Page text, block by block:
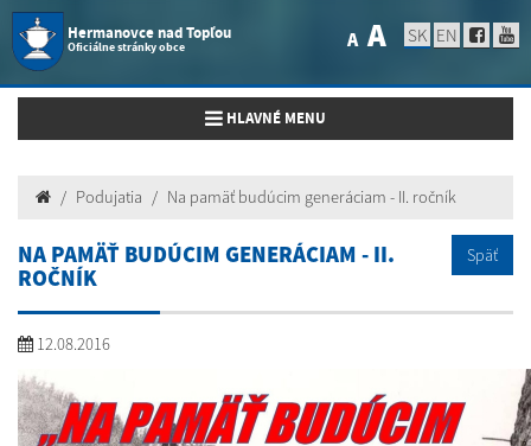
Hermanovce nad Topľou
Oficiálne stránky obce A A SK EN
Toggle navigation
HLAVNÉ MENU
Podujatia Na pamäť budúcim generáciam - II. ročník
NA PAMÄŤ BUDÚCIM GENERÁCIAM - II.
ROČNÍK
Späť
12.08.2016